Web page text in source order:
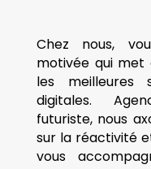
Chez nous,
motivée qui met
les meilleures
digitales.
futuriste, nous
sur la réactivité
vous